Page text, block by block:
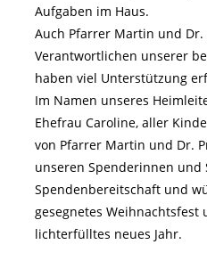
Aufgaben im Haus.
Auch Pfarrer Martin und Dr.
Verantwortlichen unserer
haben viel Unterstützung
Im Namen unseres
Ehefrau Caroline, aller
von Pfarrer Martin und Dr.
unseren Spenderinnen
Spendenbereitschaft und
gesegnetes
lichterfülltes neues Jahr.